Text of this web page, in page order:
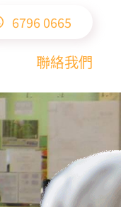
6796 0665
聯絡我們